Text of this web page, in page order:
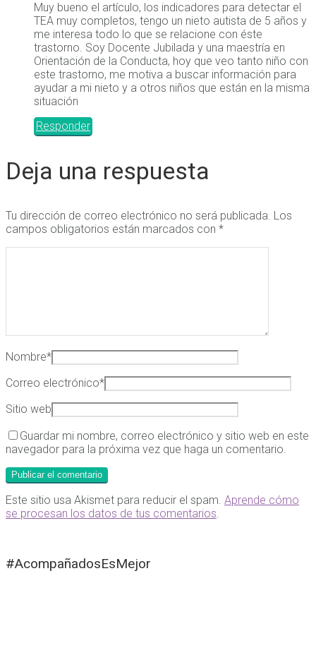
Muy bueno el artículo, los indicadores para detectar el
TEA muy completos, tengo un nieto autista de 5 años y
me interesa todo lo que se relacione con éste
trastorno. Soy Docente Jubilada y una maestría en
Orientación de la Conducta, hoy que veo tanto niño con
este trastorno, me motiva a buscar información para
ayudar a mi nieto y a otros niños que están en la misma
situación
Responder
Deja una respuesta
Tu dirección de correo electrónico no será publicada. Los
campos obligatorios están marcados con *
Nombre*
Correo electrónico*
Sitio web
Guardar mi nombre, correo electrónico y sitio web en este
navegador para la próxima vez que haga un comentario.
Este sitio usa Akismet para reducir el spam. Aprende cómo
se procesan los datos de tus comentarios.
#AcompañadosEsMejor